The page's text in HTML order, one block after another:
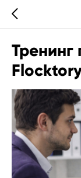
Тренинг